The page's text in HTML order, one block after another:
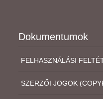
Dokumentumok
FELHASZNÁLÁSI
SZERZŐI JOGOK